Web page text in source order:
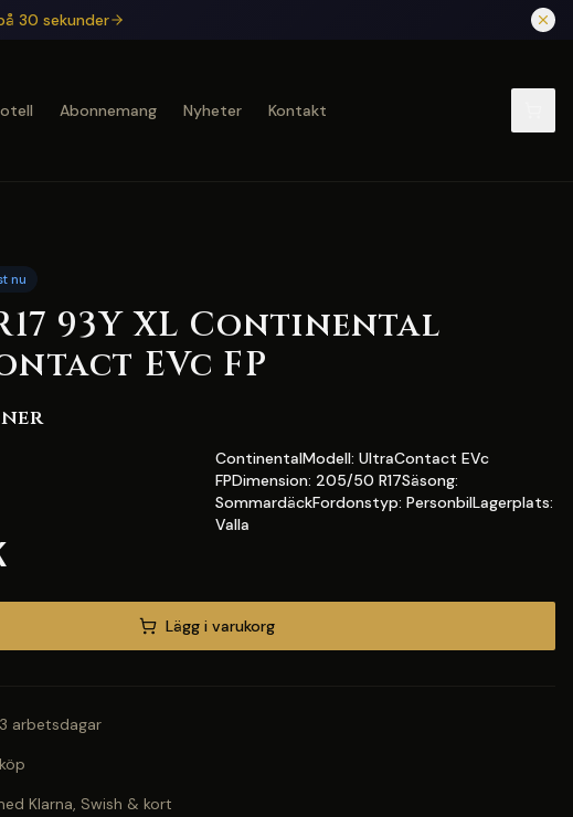
30 sekunder
Abonnemang Nyheter Kontakt
nu
93Y XL Continental
EVc FP
ContinentalModell: UltraContact EVc
FPDimension: 205/50 R17Säsong:
SommardäckFordonstyp: PersonbilLagerplats:
Valla
Lägg i varukorg
arbetsdagar
Klarna, Swish & kort